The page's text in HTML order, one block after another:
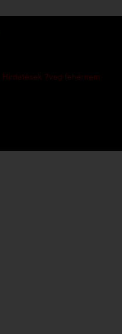
Hirdetések ?veg fehérnem